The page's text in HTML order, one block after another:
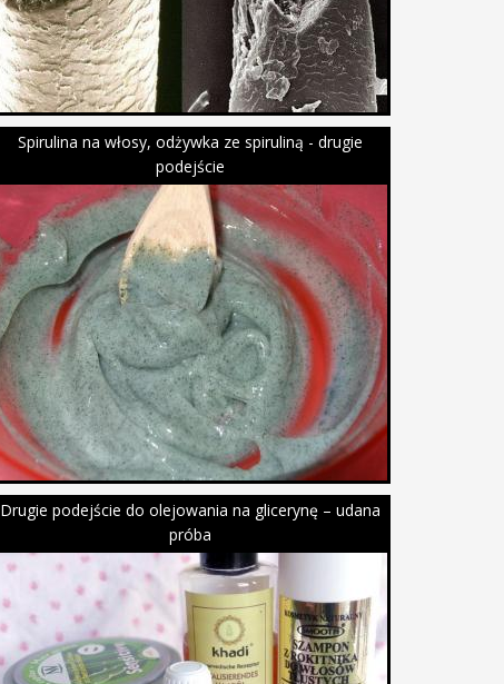
Spirulina na włosy, odżywka ze spiruliną - drugie
podejście
Drugie podejście do olejowania na glicerynę – udana
próba